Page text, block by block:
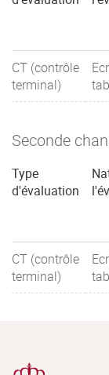
CT (contrôle
terminal)
Seconde
Type
d'évaluation
CT (contrôle
terminal)